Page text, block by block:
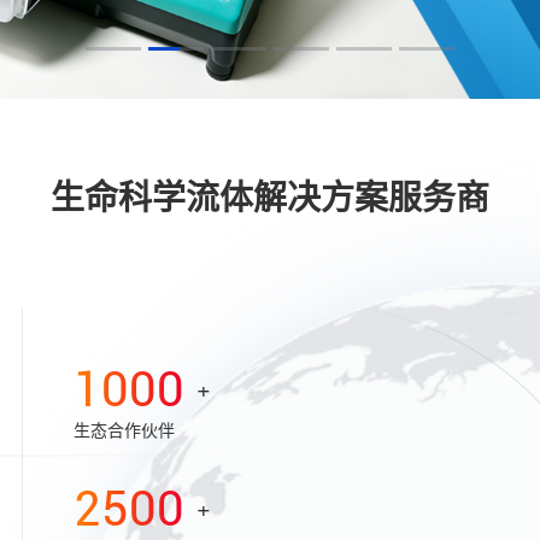
生命科学流体解决方案服务商
1000 +
生态合作伙伴
2500 +